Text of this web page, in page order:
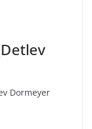
Dormeyer